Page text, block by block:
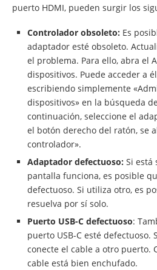
puerto HDMI, pueden surgir los
Controlador obsoleto: Es
adaptador esté obsoleto.
el problema. Para ello, abra el
dispositivos. Puede acceder a
escribiendo simplemente
dispositivos» en la búsqueda
continuación, seleccione el
el botón derecho del ratón, se
controlador».
Adaptador defectuoso: Si está
pantalla funciona, es posible
defectuoso. Si utiliza otro, es
resuelva por sí solo.
Puerto USB-C defectuoso:
puerto USB-C esté defectuoso.
conecte el cable a otro puerto.
cable está bien enchufado.